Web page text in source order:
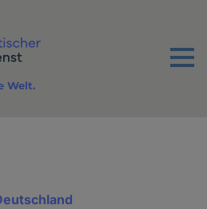
Menu
Welt.